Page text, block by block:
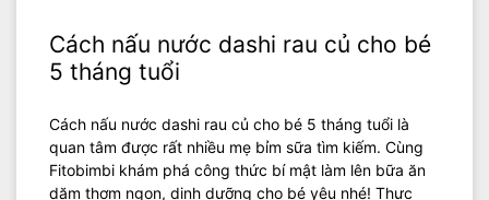
Cách nấu nước dashi rau củ cho bé
5 tháng tuổi
Cách nấu nước dashi rau củ cho bé 5 tháng tuổi là
quan tâm được rất nhiều mẹ bỉm sữa tìm kiếm. Cùng
Fitobimbi khám phá công thức bí mật làm lên bữa ăn
dặm thơm ngon, dinh dưỡng cho bé yêu nhé! Thực